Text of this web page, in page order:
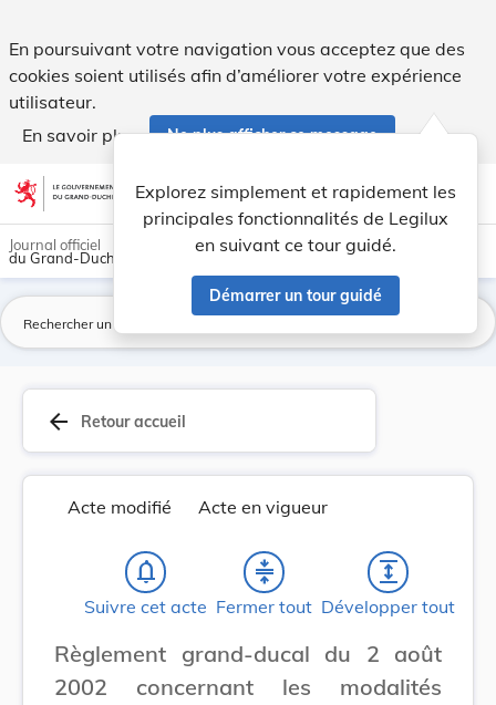
En poursuivant votre navigation vous acceptez que des
cookies soient utilisés afin d’améliorer votre expérience
utilisateur.
En savoir plus
Ne plus afficher ce message
Aller au contenu account_circle help Aide
Explorez simplement et rapidement les
principales fonctionnalités de Legilux
en suivant ce tour guidé.
Démarrer un tour guidé
light_mode dark_mode
Journal officiel
du Grand-Duché de Luxembourg
arrow_back Retour accueil
Acte modifié Acte en vigueur
notifications_none
Suivre cet acte
compress
Fermer tout
expand
Développer tout
Règlement grand-ducal du 2 août
2002 concernant les modalités